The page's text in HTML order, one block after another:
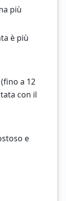
più
è più
a 12
con il
e